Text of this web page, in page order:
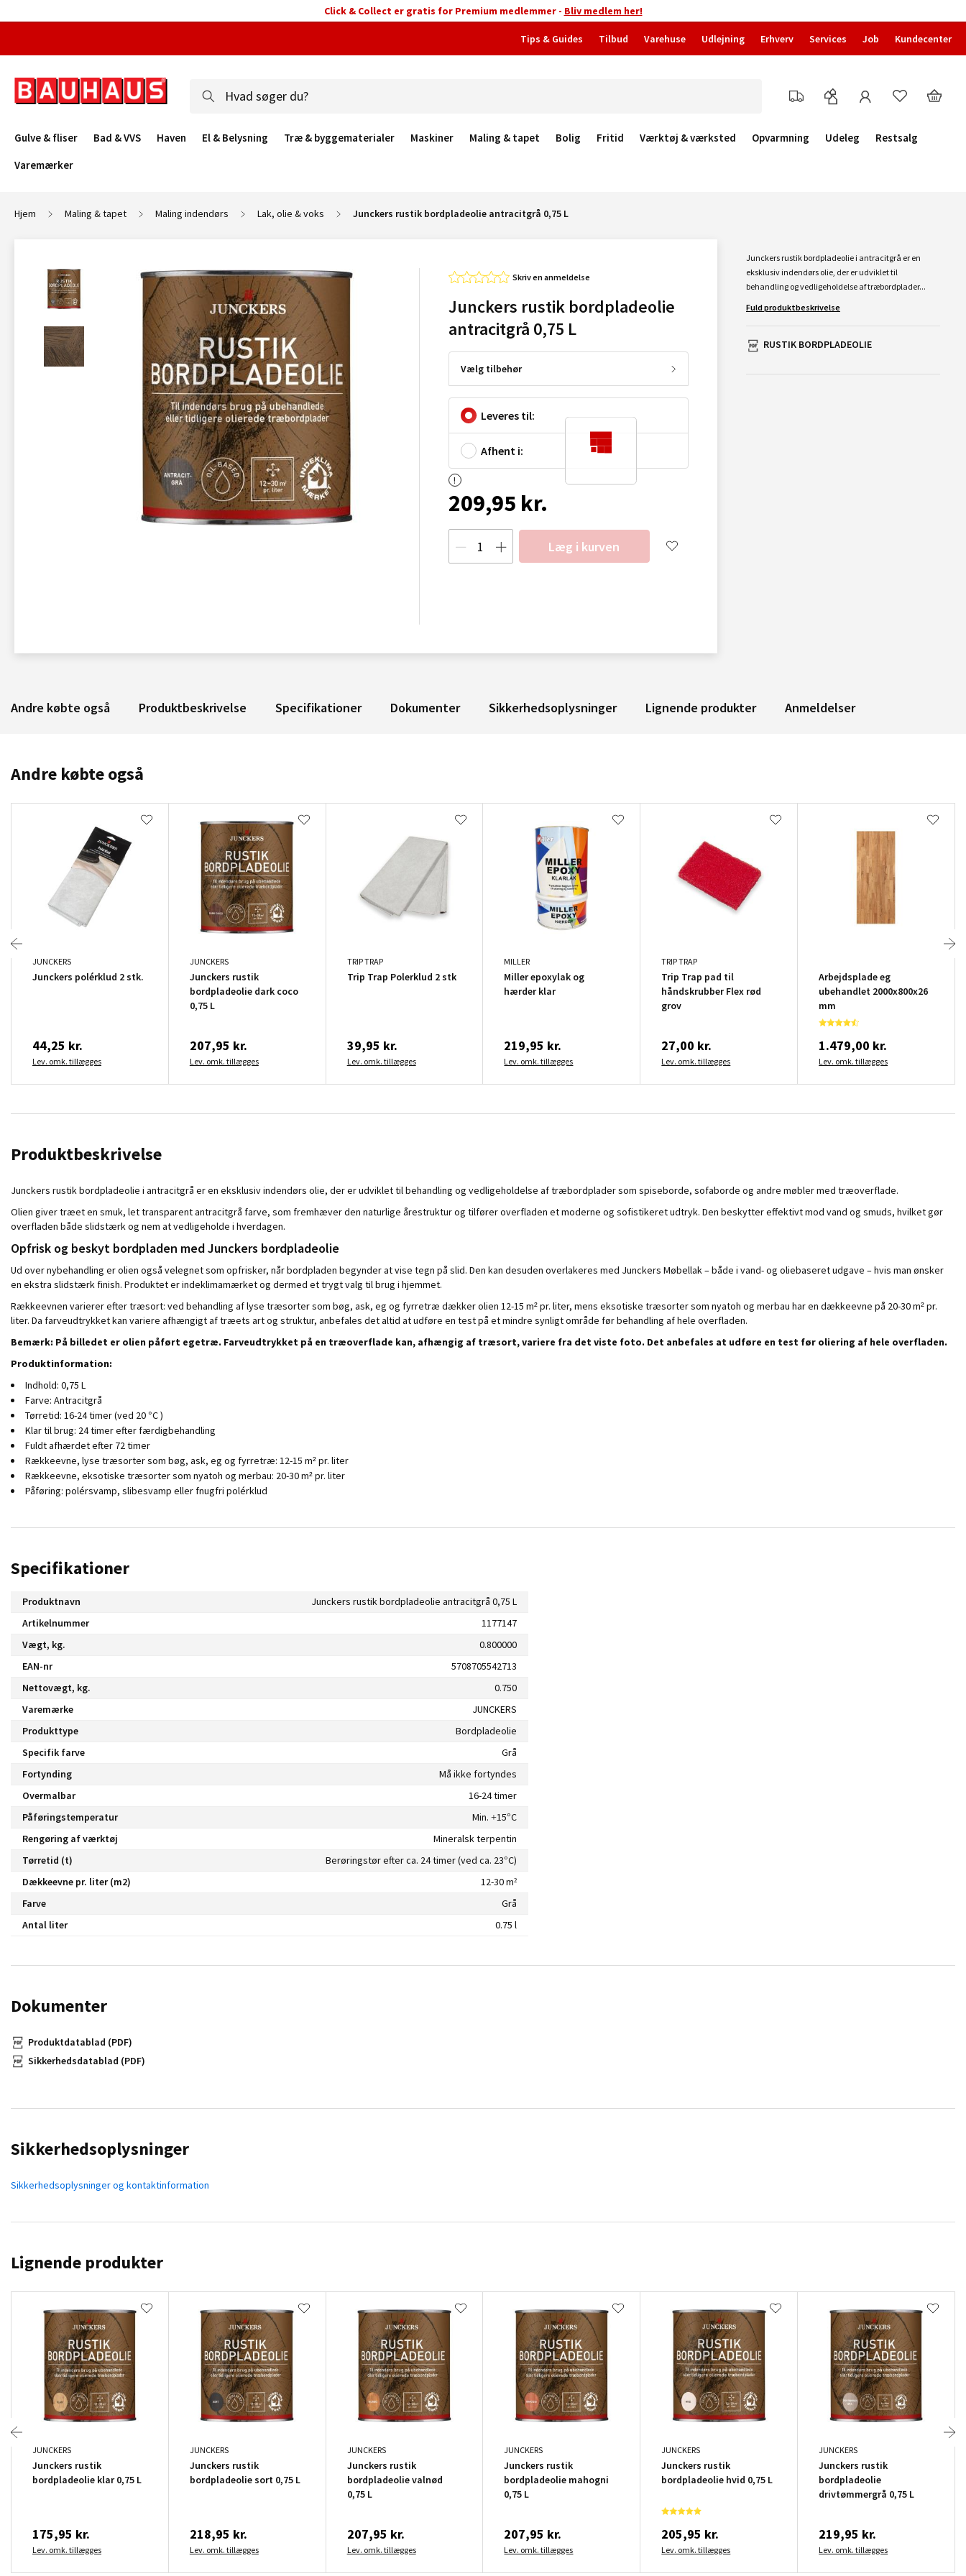
Click & Collect er gratis for Premium medlemmer - Bliv medlem her!
Tips & Guides Tilbud Varehuse Udlejning Erhverv Services Job Kundecenter
Gulve & fliser Bad & VVS Haven El & Belysning Træ & byggematerialer Maskiner Maling & tapet Bolig Fritid Værktøj & værksted Opvarmning Udeleg
Restsalg
Varemærker
Hjem Maling & tapet Maling indendørs Lak, olie & voks Junckers rustik bordpladeolie antracitgrå 0,75 L
Skriv en anmeldelse
Junckers rustik bordpladeolie
antracitgrå 0,75 L
Vælg tilbehør
Leveres til:
Afhent i:
209,95 kr.
Læg i kurven
Junckers rustik bordpladeolie i antracitgrå er en
eksklusiv indendørs olie, der er udviklet til
behandling og vedligeholdelse af træbordplader...
Fuld produktbeskrivelse
RUSTIK BORDPLADEOLIE
Andre købte også Produktbeskrivelse Specifikationer Dokumenter Sikkerhedsoplysninger Lignende produkter Anmeldelser
Andre købte også
JUNCKERS
Junckers polérklud 2 stk.
44,25 kr.
Lev. omk. tillægges
JUNCKERS
Junckers rustik
bordpladeolie dark coco
0,75 L
207,95 kr.
Lev. omk. tillægges
TRIP TRAP
Trip Trap Polerklud 2 stk
39,95 kr.
Lev. omk. tillægges
MILLER
Miller epoxylak og
hærder klar
219,95 kr.
Lev. omk. tillægges
TRIP TRAP
Trip Trap pad til
håndskrubber Flex rød
grov
27,00 kr.
Lev. omk. tillægges
Arbejdsplade eg
ubehandlet 2000x800x26
mm
1.479,00 kr.
Lev. omk. tillægges
Produktbeskrivelse
Junckers rustik bordpladeolie i antracitgrå er en eksklusiv indendørs olie, der er udviklet til behandling og vedligeholdelse af træbordplader som spiseborde, sofaborde og andre møbler med træoverflade.
Olien giver træet en smuk, let transparent antracitgrå farve, som fremhæver den naturlige årestruktur og tilfører overfladen et moderne og sofistikeret udtryk. Den beskytter effektivt mod vand og smuds, hvilket gør
overfladen både slidstærk og nem at vedligeholde i hverdagen.
Opfrisk og beskyt bordpladen med Junckers bordpladeolie
Ud over nybehandling er olien også velegnet som opfrisker, når bordpladen begynder at vise tegn på slid. Den kan desuden overlakeres med Junckers Møbellak – både i vand- og oliebaseret udgave – hvis man ønsker
en ekstra slidstærk finish. Produktet er indeklimamærket og dermed et trygt valg til brug i hjemmet.
Rækkeevnen varierer efter træsort: ved behandling af lyse træsorter som bøg, ask, eg og fyrretræ dækker olien 12-15 m² pr. liter, mens eksotiske træsorter som nyatoh og merbau har en dækkeevne på 20-30 m² pr.
liter. Da farveudtrykket kan variere afhængigt af træets art og struktur, anbefales det altid at udføre en test på et mindre synligt område før behandling af hele overfladen.
Bemærk: På billedet er olien påført egetræ. Farveudtrykket på en træoverflade kan, afhængig af træsort, variere fra det viste foto. Det anbefales at udføre en test før oliering af hele overfladen.
Produktinformation:
Indhold: 0,75 L
Farve: Antracitgrå
Tørretid: 16-24 timer (ved 20 °C )
Klar til brug: 24 timer efter færdigbehandling
Fuldt afhærdet efter 72 timer
Rækkeevne, lyse træsorter som bøg, ask, eg og fyrretræ: 12-15 m² pr. liter
Rækkeevne, eksotiske træsorter som nyatoh og merbau: 20-30 m² pr. liter
Påføring: polérsvamp, slibesvamp eller fnugfri polérklud
Specifikationer
Produktnavn
Junckers rustik bordpladeolie antracitgrå 0,75 L
Artikelnummer
1177147
Vægt, kg.
0.800000
EAN-nr
5708705542713
Nettovægt, kg.
0.750
Varemærke
JUNCKERS
Produkttype
Bordpladeolie
Specifik farve
Grå
Fortynding
Må ikke fortyndes
Overmalbar
16-24 timer
Påføringstemperatur
Min. +15°C
Rengøring af værktøj
Mineralsk terpentin
Tørretid (t)
Berøringstør efter ca. 24 timer (ved ca. 23°C)
Dækkeevne pr. liter (m2)
12-30 m²
Farve
Grå
Antal liter
0.75 l
Dokumenter
Produktdatablad (PDF)
Sikkerhedsdatablad (PDF)
Sikkerhedsoplysninger
Sikkerhedsoplysninger og kontaktinformation
Lignende produkter
JUNCKERS
Junckers rustik
bordpladeolie klar 0,75 L
175,95 kr.
Lev. omk. tillægges
JUNCKERS
Junckers rustik
bordpladeolie sort 0,75 L
218,95 kr.
Lev. omk. tillægges
JUNCKERS
Junckers rustik
bordpladeolie valnød
0,75 L
207,95 kr.
Lev. omk. tillægges
JUNCKERS
Junckers rustik
bordpladeolie mahogni
0,75 L
207,95 kr.
Lev. omk. tillægges
JUNCKERS
Junckers rustik
bordpladeolie hvid 0,75 L
205,95 kr.
Lev. omk. tillægges
JUNCKERS
Junckers rustik
bordpladeolie
drivtømmergrå 0,75 L
219,95 kr.
Lev. omk. tillægges